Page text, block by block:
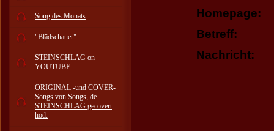
Song des Monats
"Blädschauer"
STEINSCHLAG on
YOUTUBE
ORIGINAL -und COVER-
Songs von Songs, de
STEINSCHLAG gecovert
hod:
Homepage:
Betreff:
Nachricht: